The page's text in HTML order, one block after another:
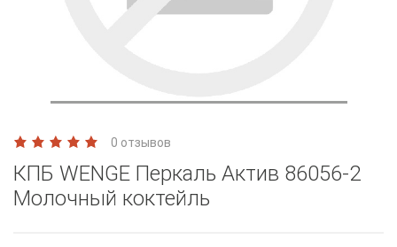
0 отзывов
КПБ WENGE Перкаль Актив 86056-2
Молочный коктейль